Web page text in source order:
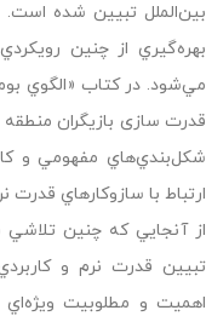
بين‌الملل تبيين شده است.
بهره‌گيري از چنين
مي‌شود. در كتاب «الگوي
قدرت سازی بازیگران
شكل‌بندي‌هاي مفهومي و
ارتباط با سازوكارهاي
از آنجايي كه چنين تلاشي
تبيين قدرت نرم و
اهميت و مطلوبيت ويژه‌اي